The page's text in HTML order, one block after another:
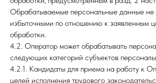
Обрабатываемые персональные данные не
избыточными по отношению к заявленным
обработки.
4.2. Оператор может обрабатывать
следующих категорий субъектов
4.2.1. Кандидаты для приема на работу к
целей исполнения трудового